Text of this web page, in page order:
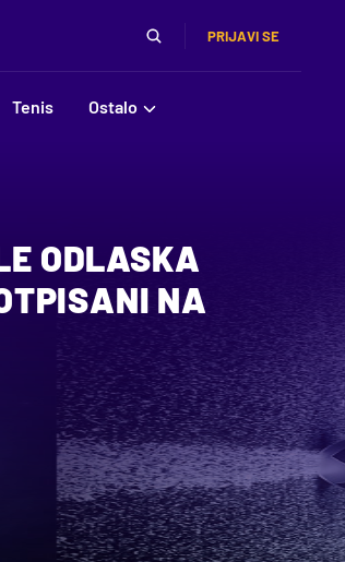
PRIJAVI SE
Tenis Ostalo
ODLASKA
NA